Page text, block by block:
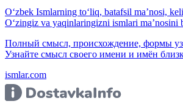
O‘zbek Ismlarning to‘liq, batafsil ma’nosi,
O‘zingiz va yaqinlaringizni ismlari ma’nosini
Полный смысл, происхождение, формы
Узнайте смысл своего имени и имён
ismlar.com